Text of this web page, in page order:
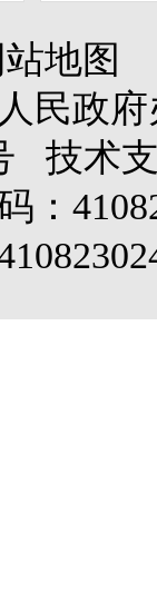
站地图
人民政
技术
：